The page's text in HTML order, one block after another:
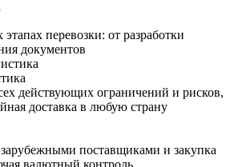
перевозки: от разработки
документов
действующих ограничений и рисков,
доставка в любую страну
поставщиками и закупка